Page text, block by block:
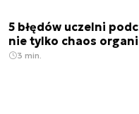
5 błędów uczelni
nie tylko chaos
3 min.